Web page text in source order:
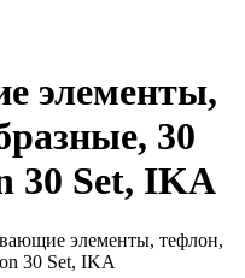
элементы,
30
30 Set, IKA